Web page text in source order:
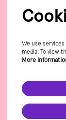
We use
media. To view
More